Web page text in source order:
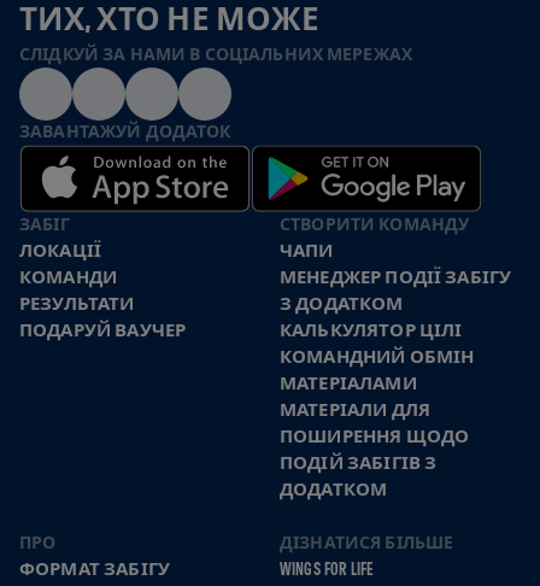
ТИХ, ХТО НЕ МОЖЕ
СЛІДКУЙ ЗА НАМИ В СОЦІАЛЬНИХ МЕРЕЖАХ
ЗАВАНТАЖУЙ ДОДАТОК
ЗАБІГ
ЛОКАЦІЇ
КОМАНДИ
РЕЗУЛЬТАТИ
ПОДАРУЙ ВАУЧЕР
СТВОРИТИ КОМАНДУ
ЧАПИ
МЕНЕДЖЕР ПОДІЇ ЗАБІГУ
З ДОДАТКОМ
КАЛЬКУЛЯТОР ЦІЛІ
КОМАНДНИЙ ОБМІН
МАТЕРІАЛАМИ
МАТЕРІАЛИ ДЛЯ
ПОШИРЕННЯ ЩОДО
ПОДІЙ ЗАБІГІВ З
ДОДАТКОМ
ПРО
ФОРМАТ ЗАБІГУ
ДІЗНАТИСЯ БІЛЬШЕ
WINGS FOR LIFE